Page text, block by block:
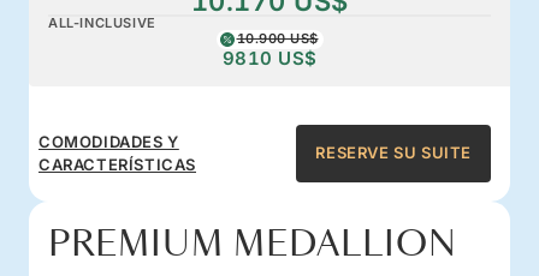
ALL-INCLUSIVE
10.900 US$
9810 US$
COMODIDADES Y
CARACTERÍSTICAS
RESERVE SU SUITE
PREMIUM MEDALLION